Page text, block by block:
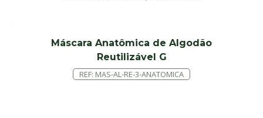
Máscara Anatômica de Algodão
Reutilizável G
REF: MAS-AL-RE-3-ANATOMICA